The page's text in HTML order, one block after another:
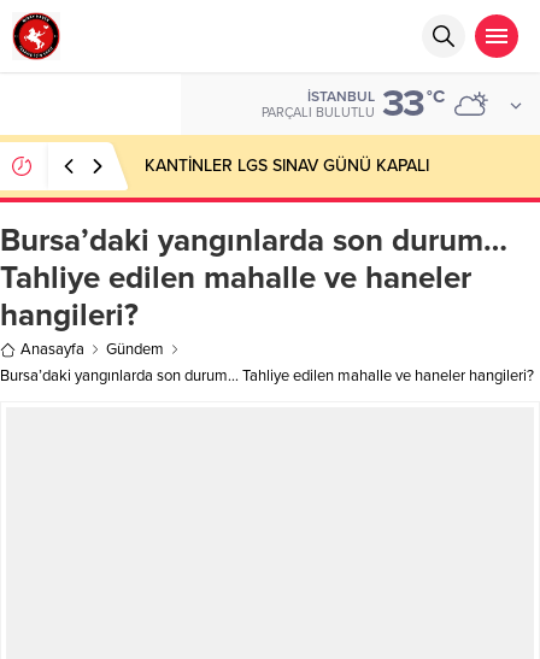
İSTANBUL
PARÇALI BULUTLU 33°C
KANTİNLER LGS SINAV GÜNÜ KAPALI
Bursa’daki yangınlarda son durum…
Tahliye edilen mahalle ve haneler
hangileri?
Anasayfa
Gündem
Bursa’daki yangınlarda son durum… Tahliye edilen mahalle ve haneler hangileri?